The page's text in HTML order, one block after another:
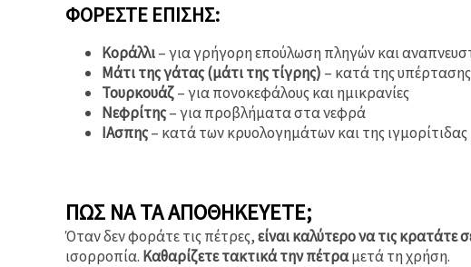
ΦΟΡΈΣΤΕ ΕΠΊΣΗΣ:
Κοράλλι– για γρήγορη επούλωση πληγών και
Μάτι της γάτας (μάτι της τίγρης) – κατά της υπέρτασης
Τουρκουάζ– για πονοκεφάλους και ημικρανίες
Νεφρίτης– για προβλήματα στα νεφρά
ΙΑσπης– κατά των κρυολογημάτων και της ιγμορίτιδας
ΠΏΣ ΝΑ ΤΑ ΑΠΟΘΗΚΕΎΕΤΕ;
Όταν δεν φοράτε τις πέτρες,είναι καλύτερο να τις κρατάτε
ισορροπία. Καθαρίζετε τακτικά την πέτραμετά τη χρήση.